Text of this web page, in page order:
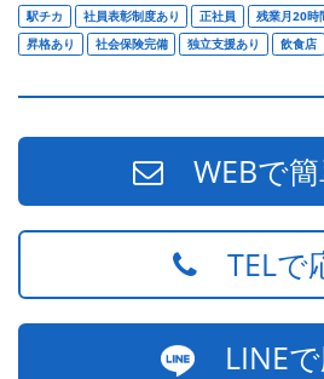
駅チカ
社員表彰制度あり 正社員 残業月20時
昇格あり
社会保険完備 独立支援あり 飲食店
WEBで簡
TELで
LINEで